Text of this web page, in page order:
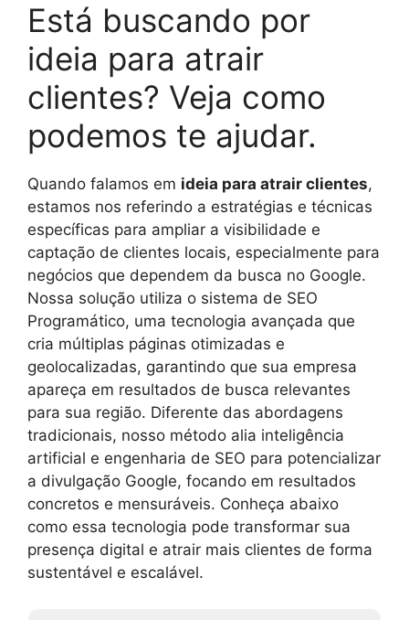
Está buscando por
ideia para atrair
clientes? Veja como
podemos te ajudar.
Quando falamos em ideia para atrair clientes,
estamos nos referindo a estratégias e técnicas
específicas para ampliar a visibilidade e
captação de clientes locais, especialmente para
negócios que dependem da busca no Google.
Nossa solução utiliza o sistema de SEO
Programático, uma tecnologia avançada que
cria múltiplas páginas otimizadas e
geolocalizadas, garantindo que sua empresa
apareça em resultados de busca relevantes
para sua região. Diferente das abordagens
tradicionais, nosso método alia inteligência
artificial e engenharia de SEO para potencializar
a divulgação Google, focando em resultados
concretos e mensuráveis. Conheça abaixo
como essa tecnologia pode transformar sua
presença digital e atrair mais clientes de forma
sustentável e escalável.